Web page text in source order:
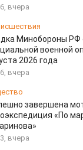
вчера
Минобороны РФ
военной
2026 года
вчера
завершена
«По
вчера